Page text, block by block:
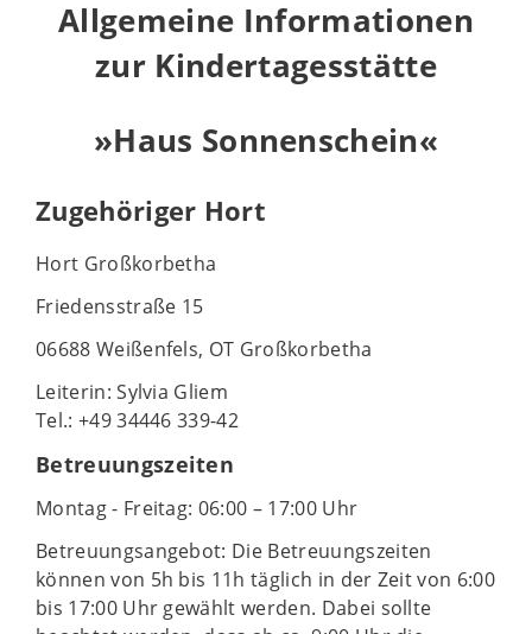
Allgemeine Informationen
zur Kindertagesstätte
»Haus Sonnenschein«
Zugehöriger Hort
Hort Großkorbetha
Friedensstraße 15
06688 Weißenfels, OT Großkorbetha
Leiterin: Sylvia Gliem
Tel.: +49 34446 339-42
Betreuungszeiten
Montag - Freitag: 06:00 – 17:00 Uhr
Betreuungsangebot: Die Betreuungszeiten
können von 5h bis 11h täglich in der Zeit von 6:00
bis 17:00 Uhr gewählt werden. Dabei sollte